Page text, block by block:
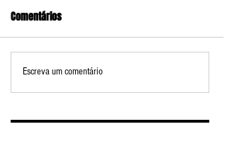
Comentários
Escreva um comentário